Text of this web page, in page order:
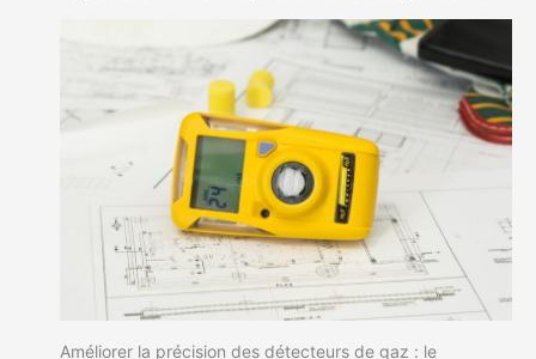
Améliorer la précision des détecteurs de gaz : le